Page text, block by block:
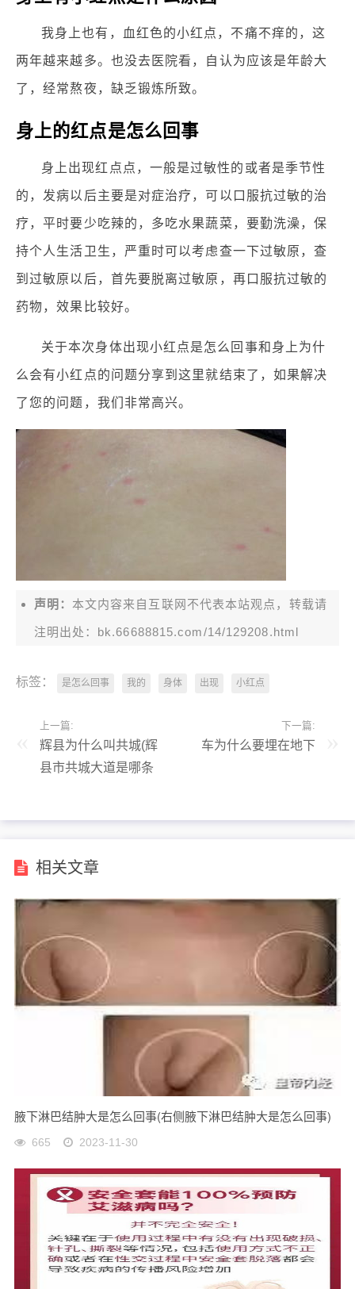
我身上也有，血红色的小红点，不痛不痒的，这
两年越来越多。也没去医院看，自认为应该是年龄大
了，经常熬夜，缺乏锻炼所致。
身上的红点是怎么回事
身上出现红点点，一般是过敏性的或者是季节性
的，发病以后主要是对症治疗，可以口服抗过敏的治
疗，平时要少吃辣的，多吃水果蔬菜，要勤洗澡，保
持个人生活卫生，严重时可以考虑查一下过敏原，查
到过敏原以后，首先要脱离过敏原，再口服抗过敏的
药物，效果比较好。
关于本次身体出现小红点是怎么回事和身上为什
么会有小红点的问题分享到这里就结束了，如果解决
了您的问题，我们非常高兴。
声明： 本文内容来自互联网不代表本站观点，转载请
注明出处：bk.66688815.com/14/129208.html
标签： 是怎么回事 我的 身体 出现 小红点
上一篇:
辉县为什么叫共城(辉
县市共城大道是哪条
下一篇:
车为什么要埋在地下
相关文章
腋下淋巴结肿大是怎么回事(右侧腋下淋巴结肿大是怎么回事)
665 2023-11-30